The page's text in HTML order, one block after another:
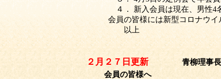
４． 新入会員は現在、男性
会員の皆様には新型コロナウ
以上
２月２７日更新
青柳理事
会員の皆様へ